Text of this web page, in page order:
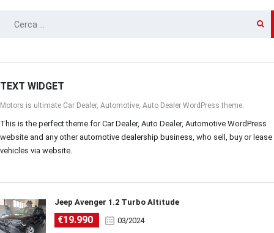
RICERCA
TEXT WIDGET
Motors is ultimate Car Dealer, Automotive, Auto Dealer WordPress theme.
This is the perfect theme for Car Dealer, Auto Dealer, Automotive WordPress
website and any other automotive dealership business, who sell, buy or lease
vehicles via website.
Jeep Avenger 1.2 Turbo Altitude
€19.990 03/2024